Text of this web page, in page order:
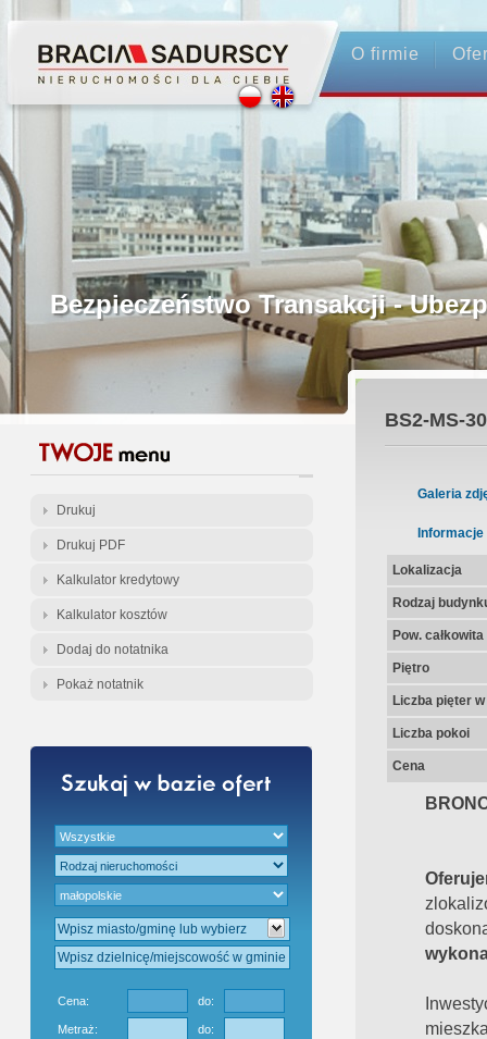
O firmie
Profesjonalne Pośrednictwo
Bezpieczeństwo Transakcji -
Licencjonowani Pośrednicy
Gwarancja Zwrotu Zadatku
Gratis - Przedwstępna Umowa
Drukuj
Drukuj PDF
Kalkulator kredytowy
Kalkulator kosztów
Dodaj do notatnika
Pokaż notatnik
Cena: do:
Metraż: do:
BS2-MS-
Galeria
Informacje
Lokalizacja
Rodzaj
Pow.
Piętro
Liczba pięter
Liczba pokoi
Cena